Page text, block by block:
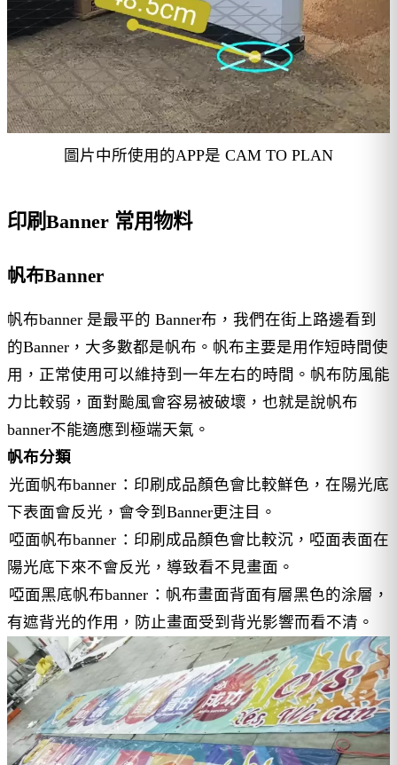
圖片中所使用的APP是 CAM TO PLAN
印刷Banner 常用物料
帆布Banner
帆布banner 是最平的 Banner布，我們在街上路邊看到
的Banner，大多數都是帆布。帆布主要是用作短時間使
用，正常使用可以維持到一年左右的時間。帆布防風能
力比較弱，面對颱風會容易被破壞，也就是說帆布
banner不能適應到極端天氣。
帆布分類
光面帆布banner ：印刷成品顏色會比較鮮色，在陽光底
下表面會反光，會令到Banner更注目。
啞面帆布banner ：印刷成品顏色會比較沉，啞面表面在
陽光底下來不會反光，導致看不見畫面。
啞面黑底帆布banner ：帆布畫面背面有層黑色的涂層，
有遮背光的作用，防止畫面受到背光影響而看不清。